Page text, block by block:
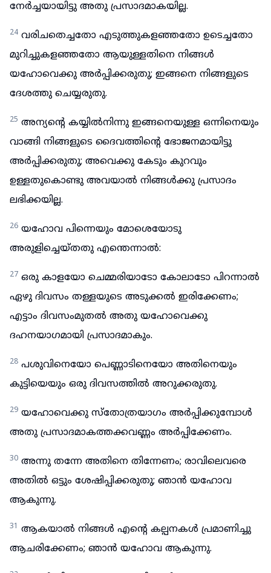
നേർച്ചയായിട്ടു അതു പ്രസാദമാകയില്ല.
24 വരിചതെച്ചതോ എടുത്തുകളഞ്ഞതോ ഉടെച്ചതോ
മുറിച്ചുകളഞ്ഞതോ ആയുള്ളതിനെ നിങ്ങൾ
യഹോവെക്കു അർപ്പിക്കരുതു; ഇങ്ങനെ നിങ്ങളുടെ
ദേശത്തു ചെയ്യരുതു.
25 അന്യന്റെ കയ്യിൽനിന്നു ഇങ്ങനെയുള്ള ഒന്നിനെയും
വാങ്ങി നിങ്ങളുടെ ദൈവത്തിന്റെ ഭോജനമായിട്ടു
അർപ്പിക്കരുതു; അവെക്കു കേടും കുറവും
ഉള്ളതുകൊണ്ടു അവയാൽ നിങ്ങൾക്കു പ്രസാദം
ലഭിക്കയില്ല.
26 യഹോവ പിന്നെയും മോശെയോടു
അരുളിച്ചെയ്തതു എന്തെന്നാൽ:
27 ഒരു കാളയോ ചെമ്മരിയാടോ കോലാടോ പിറന്നാൽ
ഏഴു ദിവസം തള്ളയുടെ അടുക്കൽ ഇരിക്കേണം;
എട്ടാം ദിവസംമുതൽ അതു യഹോവെക്കു
ദഹനയാഗമായി പ്രസാദമാകും.
28 പശുവിനെയോ പെണ്ണാടിനെയോ അതിനെയും
കുട്ടിയെയും ഒരു ദിവസത്തിൽ അറുക്കരുതു.
29 യഹോവെക്കു സ്തോത്രയാഗം അർപ്പിക്കുമ്പോൾ
അതു പ്രസാദമാകത്തക്കവണ്ണം അർപ്പിക്കേണം.
30 അന്നു തന്നേ അതിനെ തിന്നേണം; രാവിലെവരെ
അതിൽ ഒട്ടും ശേഷിപ്പിക്കരുതു; ഞാൻ യഹോവ
ആകുന്നു.
31 ആകയാൽ നിങ്ങൾ എന്റെ കല്പനകൾ പ്രമാണിച്ചു
ആചരിക്കേണം; ഞാൻ യഹോവ ആകുന്നു.